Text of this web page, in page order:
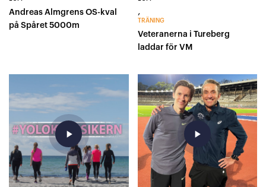
Andreas Almgrens OS-kval
på Spåret 5000m
,
TRÄNING
Veteranerna i Tureberg
laddar för VM
play_arrow play_arrow